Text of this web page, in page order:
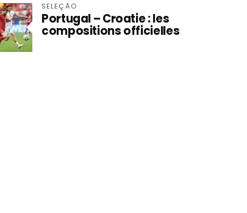
SELEÇÃO
Portugal – Croatie : les
compositions officielles